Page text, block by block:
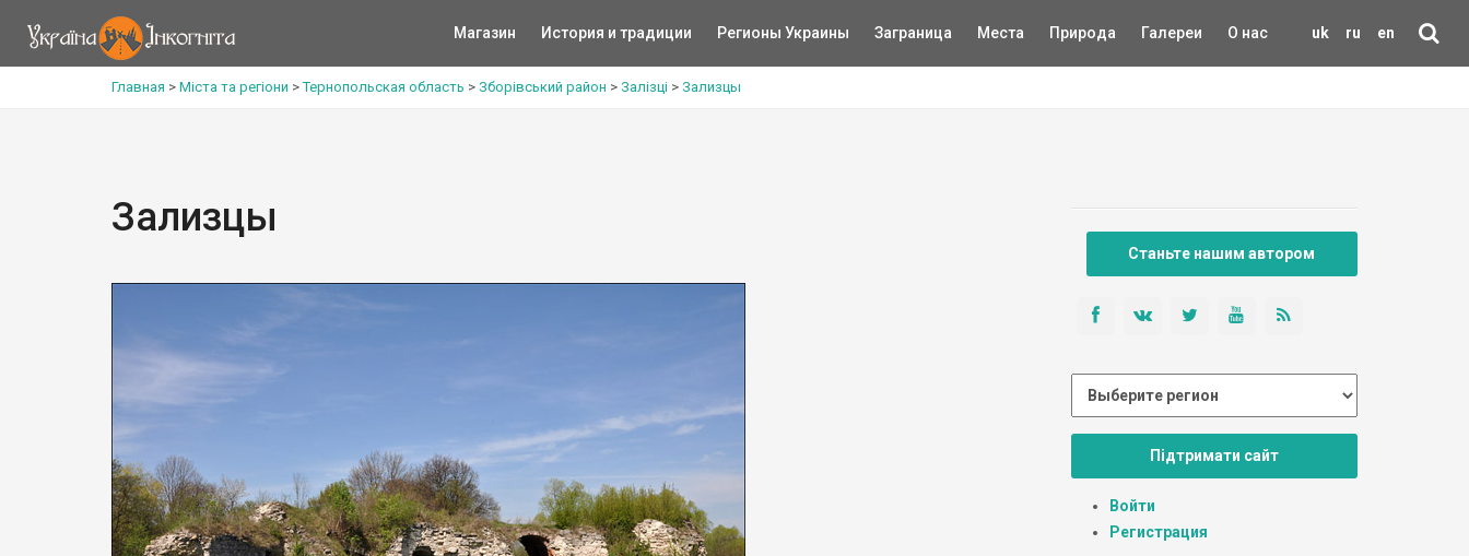
uk ru en
Магазин История и традиции Регионы Украины Заграница Места Природа Галереи О нас
Главная > Міста та регіони >Тернопольская область > Зборівський район > Залізці > Зализцы
Зализцы
Станьте нашим автором
Підтримати сайт
Войти
Регистрация